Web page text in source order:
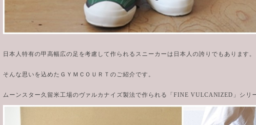
日本人特有の甲高幅広の足を考慮して作られるスニーカーは日本人の誇りでもあります。
そんな思いを込めたＧＹＭＣＯＵＲＴのご紹介です。
ムーンスター久留米工場のヴァルカナイズ製法で作られる「FINE VULCANIZED」シリ